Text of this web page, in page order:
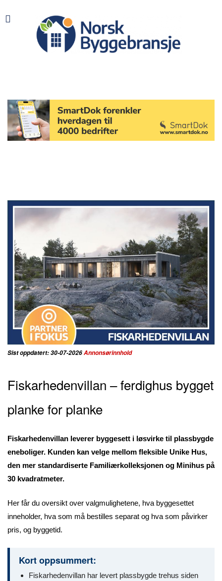
Sist oppdatert: 30-07-2026Annonsørinnhold
Fiskarhedenvillan – ferdighus bygget
planke for planke
Fiskarhedenvillan leverer byggesett i løsvirke til plassbygde
eneboliger. Kunden kan velge mellom fleksible Unike Hus,
den mer standardiserte Familiærkolleksjonen og Minihus på
30 kvadratmeter.
Her får du oversikt over valgmulighetene, hva byggesettet
inneholder, hva som må bestilles separat og hva som påvirker
pris, og byggetid.
Kort oppsummert:
Fiskarhedenvillan har levert plassbygde trehus siden